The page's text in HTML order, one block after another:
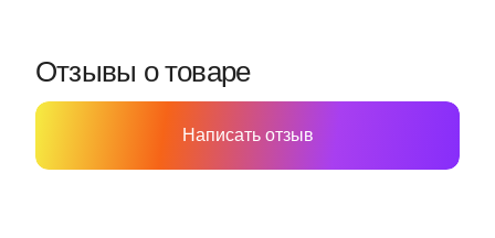
Отзывы о товаре
Написать отзыв